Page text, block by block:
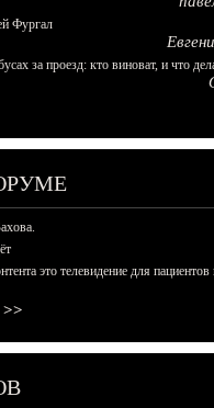
Фургал
за проезд: кто виноват, и что
это телевидение для пациентов